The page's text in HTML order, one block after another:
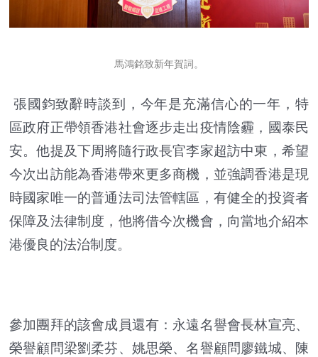
馬鴻銘致新年賀詞。
張國鈞致辭時談到，今年是充滿信心的一年，特
區政府正帶領香港社會逐步走出疫情陰霾，國泰民
安。他提及下周將隨行政長官李家超訪中東，希望
今次出訪能為香港帶來更多商機，並強調香港是現
時國家唯一的普通法司法管轄區，有健全的投資者
保障及法律制度，他將借今次機會，向當地介紹本
港優良的法治制度。
參加團拜的該會成員還有：永遠名譽會長林宣亮、
榮譽顧問梁劉柔芬、姚思榮、名譽顧問廖鐵城、陳